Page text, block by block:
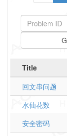
Title
回文串问题
水仙花数
安全密码